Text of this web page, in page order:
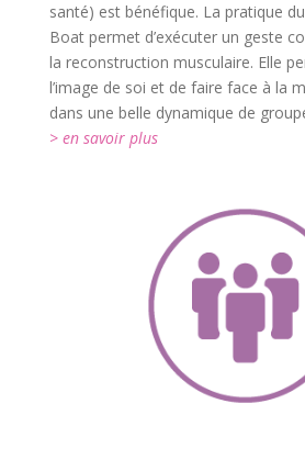
santé) est bénéfique. La pratique
Boat permet d’exécuter un geste
la reconstruction musculaire. Elle
l’image de soi et de faire face à la
dans une belle dynamique de
> en savoir plus